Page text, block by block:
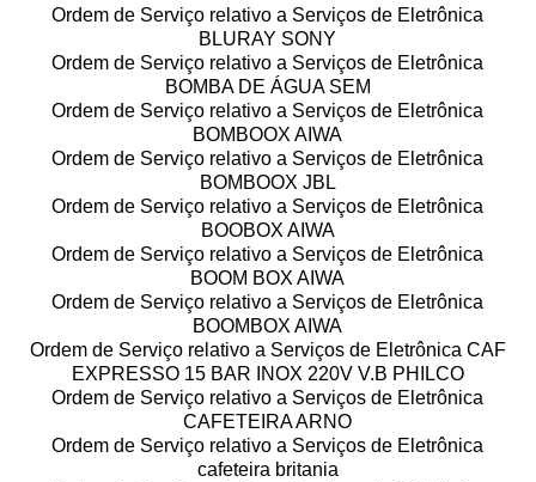
Ordem de Serviço relativo a Serviços de Eletrônica
BLURAY SONY
Ordem de Serviço relativo a Serviços de Eletrônica
BOMBA DE ÁGUA SEM
Ordem de Serviço relativo a Serviços de Eletrônica
BOMBOOX AIWA
Ordem de Serviço relativo a Serviços de Eletrônica
BOMBOOX JBL
Ordem de Serviço relativo a Serviços de Eletrônica
BOOBOX AIWA
Ordem de Serviço relativo a Serviços de Eletrônica
BOOM BOX AIWA
Ordem de Serviço relativo a Serviços de Eletrônica
BOOMBOX AIWA
Ordem de Serviço relativo a Serviços de Eletrônica CAF
EXPRESSO 15 BAR INOX 220V V.B PHILCO
Ordem de Serviço relativo a Serviços de Eletrônica
CAFETEIRA ARNO
Ordem de Serviço relativo a Serviços de Eletrônica
cafeteira britania